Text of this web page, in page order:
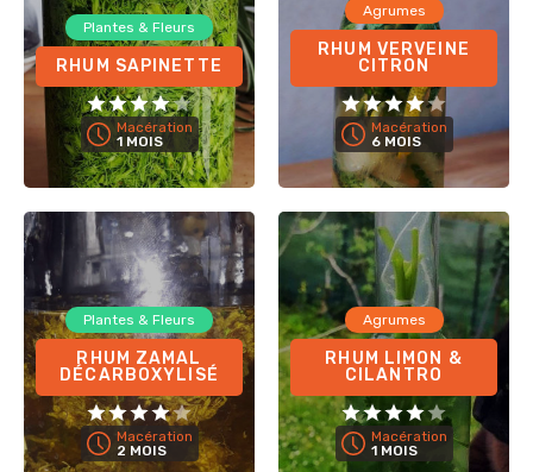
Plantes & Fleurs
RHUM SAPINETTE
Macération
1 MOIS
Agrumes
RHUM VERVEINE
CITRON
Macération
6 MOIS
Plantes & Fleurs
RHUM ZAMAL
DÉCARBOXYLISÉ
Macération
2 MOIS
Agrumes
RHUM LIMON &
CILANTRO
Macération
1 MOIS